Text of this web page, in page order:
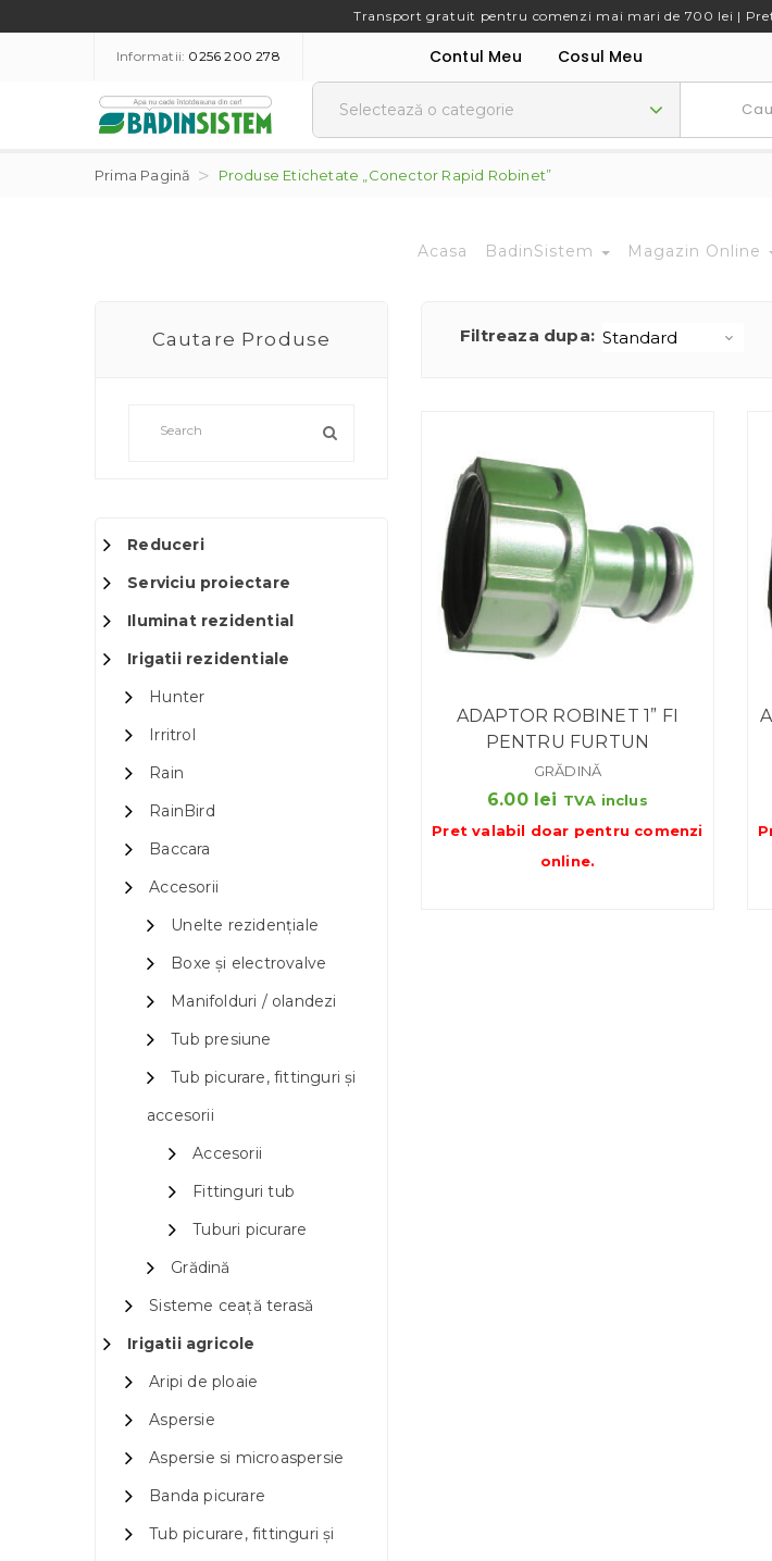
Transport gratuit pentru comenzi mai mari de 700 lei |
Informatii: 0256 200 278 Contul Meu Cosul Meu
Prima Pagină Produse Etichetate „conector Rapid Robinet”
Acasa BadinSistem Magazin Online
Cautare Produse
Reduceri
Serviciu proiectare
Iluminat rezidential
Irigatii rezidentiale
Hunter
Irritrol
Rain
RainBird
Baccara
Accesorii
Unelte rezidențiale
Boxe și electrovalve
Manifolduri / olandezi
Tub presiune
Tub picurare, fittinguri și
accesorii
Accesorii
Fittinguri tub
Tuburi picurare
Grădină
Sisteme ceață terasă
Irigatii agricole
Aripi de ploaie
Aspersie
Aspersie si microaspersie
Banda picurare
Tub picurare, fittinguri și
Filtreaza dupa:
ADAPTOR ROBINET 1” FI
PENTRU FURTUN
GRĂDINĂ
6.00 lei TVA inclus
Pret valabil doar pentru comenzi
online.